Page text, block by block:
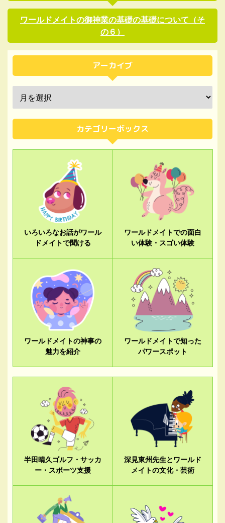
ワールドメイトの御神業の基礎の基礎について（そ
の６）
アーカイブ
カテゴリーボックス
いろいろなお話がワール
ドメイトで聞ける
ワールドメイトでの面白
い体験・スゴい体験
ワールドメイトの神事の
魅力を紹介
ワールドメイトで知った
パワースポット
半田晴久ゴルフ・サッカ
ー・スポーツ支援
深見東州先生とワールド
メイトの文化・芸術